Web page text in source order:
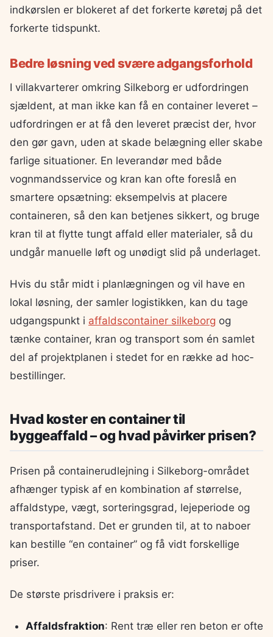
indkørslen er blokeret af det forkerte køretøj på det
forkerte tidspunkt.
Bedre løsning ved svære adgangsforhold
I villakvarterer omkring Silkeborg er udfordringen
sjældent, at man ikke kan få en container leveret –
udfordringen er at få den leveret præcist der, hvor
den gør gavn, uden at skade belægning eller skabe
farlige situationer. En leverandør med både
vognmandsservice og kran kan ofte foreslå en
smartere opsætning: eksempelvis at placere
containeren, så den kan betjenes sikkert, og bruge
kran til at flytte tungt affald eller materialer, så du
undgår manuelle løft og unødigt slid på underlaget.
Hvis du står midt i planlægningen og vil have en
lokal løsning, der samler logistikken, kan du tage
udgangspunkt i affaldscontainer silkeborg og
tænke container, kran og transport som én samlet
del af projektplanen i stedet for en række ad hoc-
bestillinger.
Hvad koster en container til
byggeaffald – og hvad påvirker prisen?
Prisen på containerudlejning i Silkeborg-området
afhænger typisk af en kombination af størrelse,
affaldstype, vægt, sorteringsgrad, lejeperiode og
transportafstand. Det er grunden til, at to naboer
kan bestille “en container” og få vidt forskellige
priser.
De største prisdrivere i praksis er:
Affaldsfraktion: Rent træ eller ren beton er ofte